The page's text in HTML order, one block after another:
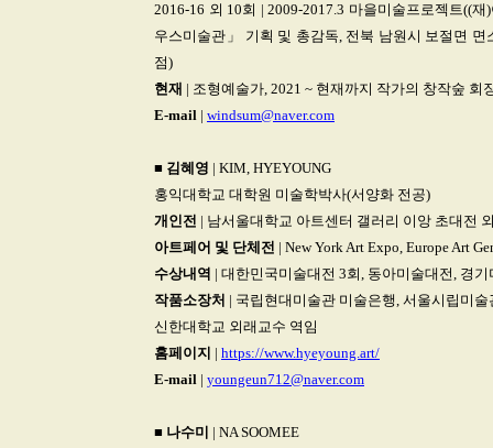
2016-16 외 10회 | 2009-2017.3 마을미술프로젝트((
우스미술관」 기획 및 총감독, 전북 남원시 보절면
점)
현재 | 조형예술가, 2021 ~ 현재까지 작가의 창작숲 회
E-mail | windsum@naver.com
■ 김혜영 | KIM, HYEYOUNG
홍익대학교 대학원 미술학박사(서양화 전공)
개인전 | 남서울대학교 아트센터 갤러리 이앙 초대전
아트페어 및 단체전 | New York Art Expo, Europe Art
수상내역 | 대한민국미술대전 3회, 동아미술대전, 경
작품소장처 | 국립현대미술관 미술은행, 서울시립미술
신한대학교 외래교수 역임
홈페이지 | https://www.hyeyoung.art/
E-mail | youngeun712@naver.com
■ 나수미 | NA SOOMEE